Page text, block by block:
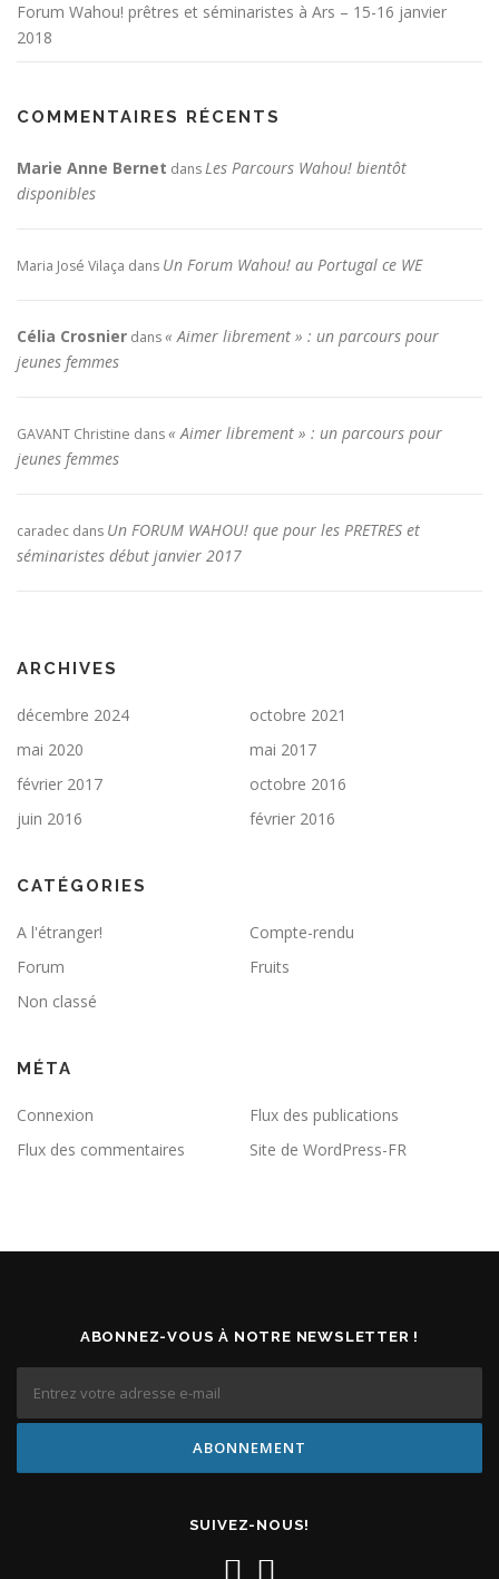
Forum Wahou! prêtres et séminaristes à Ars – 15-16 janvier
2018
COMMENTAIRES RÉCENTS
Marie Anne Bernet dansLes Parcours Wahou! bientôt
disponibles
Maria José Vilaça dans Un Forum Wahou! au Portugal ce WE
Célia Crosnier dans« Aimer librement » : un parcours pour
jeunes femmes
GAVANT Christine dans« Aimer librement » : un parcours pour
jeunes femmes
caradec dans Un FORUM WAHOU! que pour les PRETRES et
séminaristes début janvier 2017
ARCHIVES
décembre 2024
octobre 2021
mai 2020
mai 2017
février 2017
octobre 2016
juin 2016
février 2016
CATÉGORIES
A l'étranger!
Compte-rendu
Forum
Fruits
Non classé
MÉTA
Connexion
Flux des publications
Flux des commentaires
Site de WordPress-FR
ABONNEZ-VOUS À NOTRE NEWSLETTER !
SUIVEZ-NOUS!